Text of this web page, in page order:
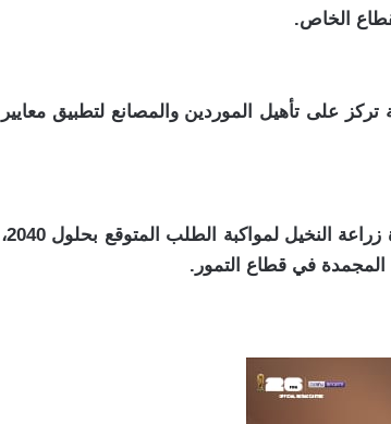
الخاص.
على تأهيل الموردين والمصانع لتطبيق معايير
فيما دعا خبراء مثل خالد الهجان وتميم الضوي إلى زيادة زراعة النخيل لمواكبة الطلب المتوقع بحلول 2040،
في قطاع التمور.